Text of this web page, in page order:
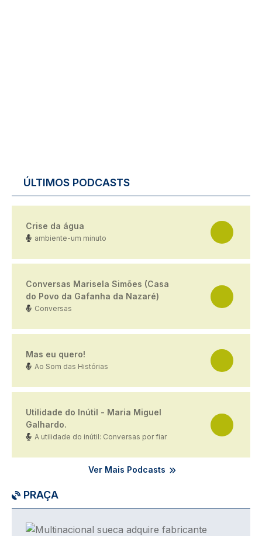
ÚLTIMOS PODCASTS
Crise da água
ambiente-um minuto
Conversas Marisela Simões (Casa
do Povo da Gafanha da Nazaré)
Conversas
Mas eu quero!
Ao Som das Histórias
Utilidade do Inútil - Maria Miguel
Galhardo.
A utilidade do inútil: Conversas por fiar
Ver Mais Podcasts
PRAÇA
Imagem